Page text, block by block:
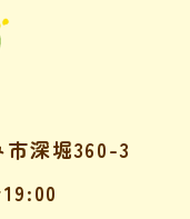
深堀360-3